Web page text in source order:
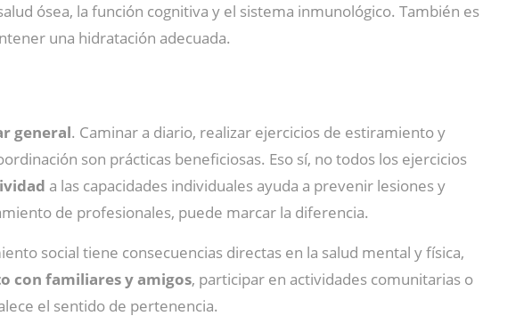
ósea, la función cognitiva y el sistema inmunológico. También es
una hidratación adecuada.
general. Caminar a diario, realizar ejercicios de estiramiento y
son prácticas beneficiosas. Eso sí, no todos los ejercicios
a las capacidades individuales ayuda a prevenir lesiones y
de profesionales, puede marcar la diferencia.
social tiene consecuencias directas en la salud mental y física,
con familiares y amigos, participar en actividades comunitarias o
el sentido de pertenencia.